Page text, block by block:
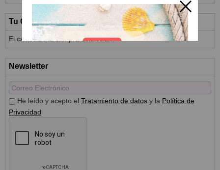
Tu Carrito (0)
El carrito de la compra está vacío
Newsletter
He leído y acepto el Tratamiento de datos y la Política de
Privacidad